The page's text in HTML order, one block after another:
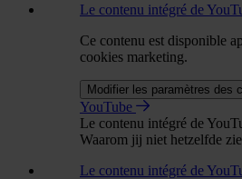
Le contenu intégré de
Ce contenu est disponible
cookies marketing.
Modifier les paramètres des
YouTube
Le contenu intégré de
Waarom jij niet hetzelfde
Le contenu intégré de